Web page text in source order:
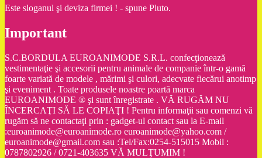
Este sloganul şi deviza firmei ! - spune Pluto.
Important
S.C.BORDULA EUROANIMODE S.R.L. confecţionează
vestimentaţie şi accesorii pentru animale de companie într-o gamă
foarte variată de modele , mărimi şi culori, adecvate fiecărui anotimp
şi eveniment . Toate produsele noastre poartă marca
EUROANIMODE ® şi sunt înregistrate . VĂ RUGĂM NU
ÎNCERCAŢI SĂ LE COPIAŢI ! Pentru informaţii sau comenzi vă
rugăm să ne contactaţi prin : gadget-ul contact sau la E-mail
:euroanimode@euroanimode.ro euroanimode@yahoo.com /
euroanimode@gmail.com sau :Tel/Fax:0254-515015 Mobil :
0787802926 / 0721-403635 VĂ MULŢUMIM !